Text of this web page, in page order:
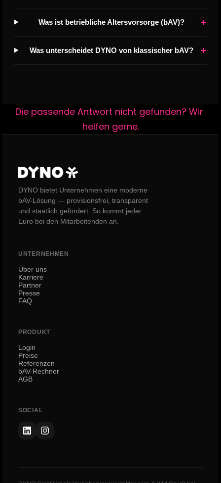
Was ist betriebliche Altersvorsorge (bAV)? +
Was unterscheidet DYNO von klassischer bAV? +
Die passende Antwort nicht gefunden? Wir
helfen gerne.
DYNO bietet Unternehmen eine moderne
bAV-Lösung — provisionsfrei, transparent
und staatlich gefördert. So kommt jeder
Euro bei den Mitarbeitenden an.
UNTERNEHMEN
Über uns
Karriere
Partner
Presse
FAQ
PRODUKT
Login
Preise
Referenzen
bAV-Rechner
AGB
SOCIAL